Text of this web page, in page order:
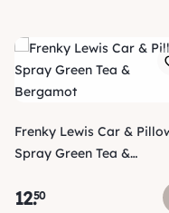
Frenky Lewis Car &
Spray Green Tea &
12.50